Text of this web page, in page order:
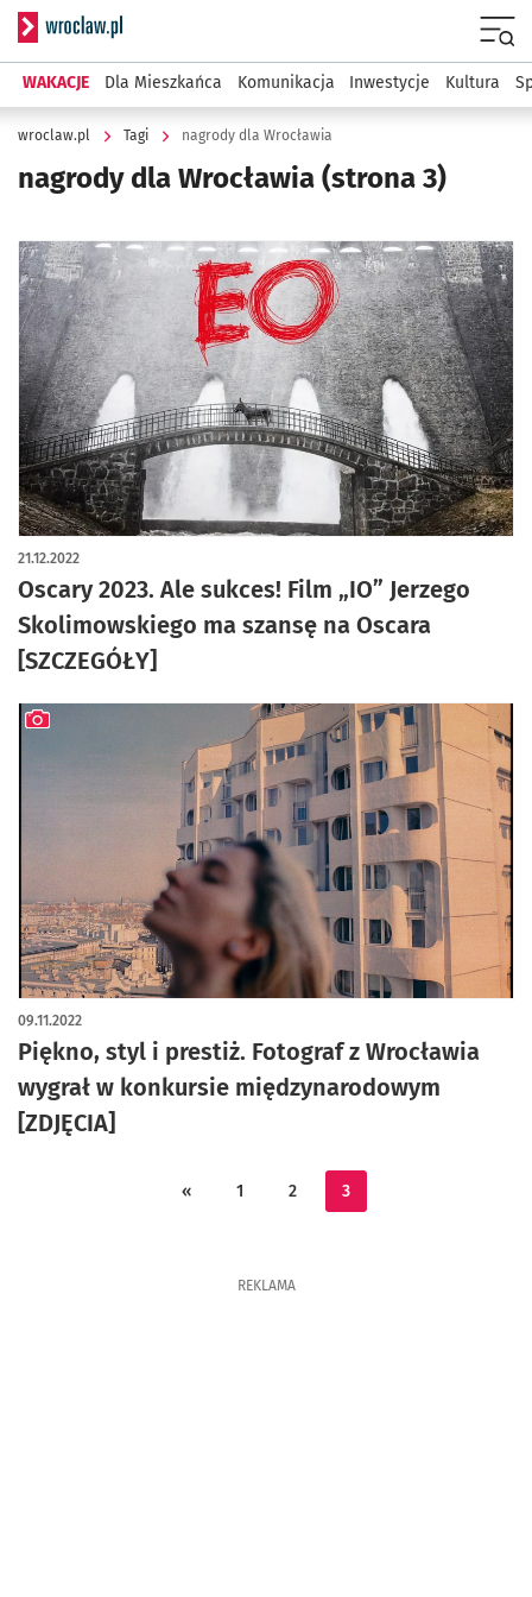
Serwis informacyjny wroclaw.pl
WAKACJE Dla Mieszkańca Komunikacja Inwestycje Kultura
wroclaw.pl Tagi nagrody dla Wrocławia
nagrody dla Wrocławia (strona 3)
Oscary 2023. Ale sukces! Film „IO” Jerzego
Skolimowskiego ma szansę na Oscara
[SZCZEGÓŁY]
21.12.2022
Piękno, styl i prestiż. Fotograf z Wrocławia
wygrał w konkursie międzynarodowym
[ZDJĘCIA]
09.11.2022
artykuł z galerią zdjęć
« 1 2 3
REKLAMA